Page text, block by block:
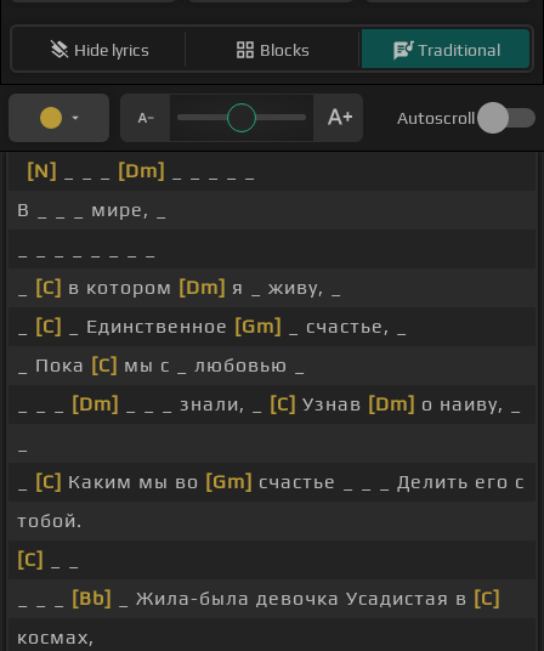
Hide lyrics Blocks Traditional
Autoscroll
[N] [Dm]
В _ _ _ мире, _
[C] в котором [Dm] я _ живу, _
[C] _ Единственное [Gm]
_ счастье, _
_ Пока [C] мы с _ любовью _
[Dm] _ _ _ знали, _ [C] Узнав [Dm] о наиву, _
[C] Каким мы во [Gm] счастье _ _ _ Делить его с
тобой.
[C]
[Bb] _ Жила-была девочка Усадистая в [C]
космах,